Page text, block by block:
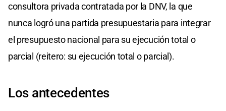
consultora privada contratada por la DNV, la que
nunca logró una partida presupuestaria para integrar
el presupuesto nacional para su ejecución total o
parcial (reitero: su ejecución total o parcial).
Los antecedentes